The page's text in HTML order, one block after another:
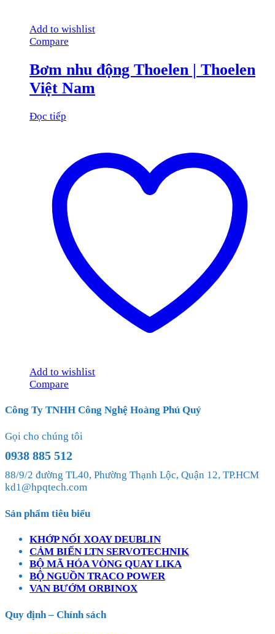
Add to wishlist
Compare
Bơm nhu động Thoelen | Thoelen
Việt Nam
Đọc tiếp
Add to wishlist
Compare
Công Ty TNHH Công Nghệ Hoàng Phú Quý
Gọi cho chúng tôi
0938 885 512
88/9/2 đường TL40, Phường Thạnh Lộc, Quận 12, TP.HCM
kd1@hpqtech.com
Sản phẩm tiêu biểu
KHỚP NỐI XOAY DEUBLIN
CẢM BIẾN LTN SERVOTECHNIK
BỘ MÃ HÓA VÒNG QUAY LIKA
BỘ NGUỒN TRACO POWER
VAN BƯỚM ORBINOX
Quy định – Chính sách